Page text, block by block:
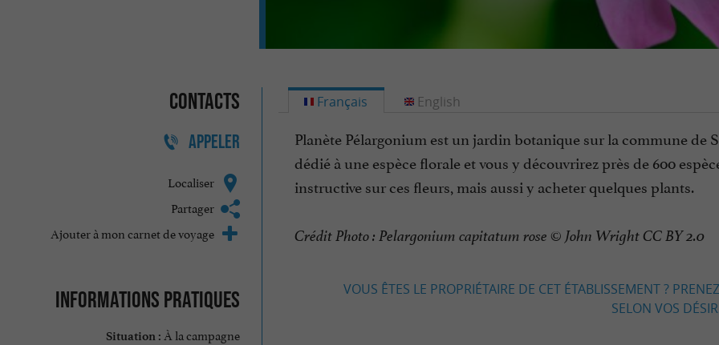
Contacts
APPELER
Localiser
Partager
Ajouter à mon carnet de voyage
Informations pratiques
Situation : À la campagne
Français
Planète Pélargonium est un jardin botanique sur la commune de
dédié à une espèce florale et vous y découvrirez près de 600
instructive sur ces fleurs, mais aussi y acheter quelques plants.
Crédit Photo : Pelargonium capitatum rose © John Wright CC BY 2.0
VOUS ÊTES LE PROPRIÉTAIRE DE CET ÉTABLISSEMENT ?
SELON VOS
English